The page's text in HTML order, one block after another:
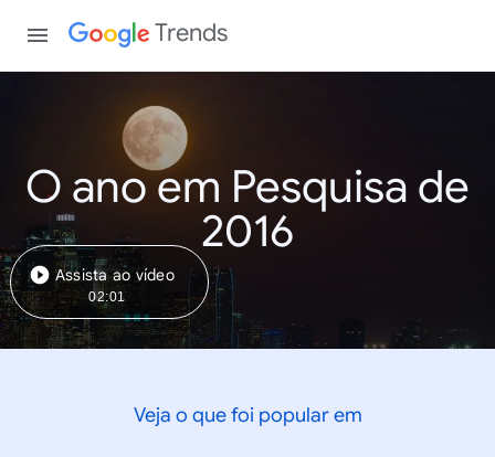
Trends
O ano em Pesquisa de
2016
Assista ao vídeo
02:01
Veja o que foi popular em